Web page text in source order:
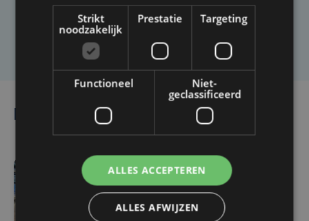
Laat het ons weten
Lees ook
za 4 juli | 10:52
Federale politie versterkt
aanwezigheid op treinen
Strikt
noodzakelijk
Prestatie Targeting
Functioneel
Niet-
geclassificeerd
ALLES ACCEPTEREN
ALLES AFWIJZEN